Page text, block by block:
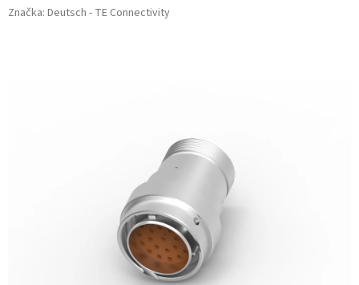
Značka: Deutsch - TE Connectivity